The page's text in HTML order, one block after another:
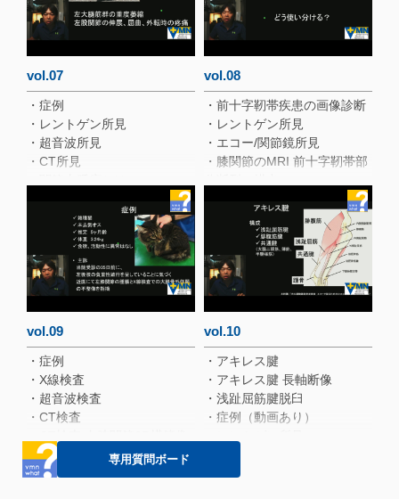
外側の縫縮
・上腕三頭筋腱の安定化達成
（動画あり）
・術直後 X線学的検査
・術後29日 歩様検査（動画あ
り）
・術後29日 超音波様検査（動
画あり）
・術後55日 歩様検査（動画あ
り）
・小型犬の肘肩関節疾患
vol.07
・症例
・レントゲン所見
・超音波所見
・CT所見
・生存期間中央値(MST)と生
・関節腫瘍の診断ポイント
vol.08
・前十字靭帯疾患の画像診断
・レントゲン所見
・エコー/関節鏡所見
・膝関節のMRI 前十字靭帯部
・3D T2＊強調像によるMPR
・左:Fat Pad Sign(重度)
・エコー検査:左関節液増量
・左：前r十字靱帯に明らかな
異常はなし（動画あり）
・関節液検査
・非びらん性免疫介在性関節
炎(単関節)
・投与後２週（動画あり）
・２週間後の超音波検査
・本症例の診断ポイント
vol.09
・症例
・X線検査
・超音波検査
・CT検査
・MRI検査 脂肪抑制PDWI像
・術中所見 左大腿骨外側顆
vol.10
・アキレス腱
・アキレス腱 長軸断像
・浅趾屈筋腱脱臼
・症例（動画あり）
・手術所見
専用質問ボード